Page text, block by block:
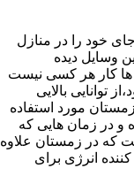
خود را در منازل
وسایل دیده
ها کار هر کسی نیست
توانایی بالایی
مورد استفاده
و در زمان هایی که
که در زمستان علاوه
انرژی برای